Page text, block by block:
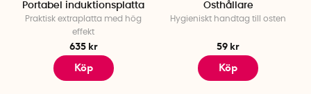
Portabel induktionsplatta
Praktisk extraplatta med hög
effekt
635 kr
Köp
Osthållare
Hygieniskt handtag till osten
59 kr
Köp